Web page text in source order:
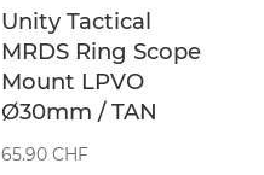
Unity Tactical
MRDS Ring Scope
Mount LPVO
Ø30mm / TAN
65.90CHF